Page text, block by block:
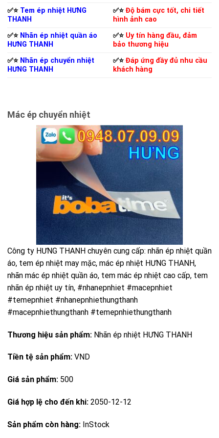
✅⭐️ Tem ép nhiệt HƯNG
THANH
✅⭐️Độ bám cực tốt, chi tiết
hình ảnh cao
✅⭐️ Nhãn ép nhiệt quần áo
HƯNG THANH
✅⭐️ Uy tín hàng đầu, đảm
bảo thương hiệu
✅⭐️ Nhãn ép chuyển nhiệt
HƯNG THANH
✅⭐️Đáp ứng đầy đủ nhu cầu
khách hàng
Mác ép chuyển nhiệt
Công ty HƯNG THANH chuyên cung cấp: nhãn ép nhiệt quần
áo, tem ép nhiệt may mặc, mác ép nhiệt HƯNG THANH,
nhãn mác ép nhiệt quần áo, tem mác ép nhiệt cao cấp, tem
nhãn ép nhiệt uy tín, #nhanepnhiet #macepnhiet
#temepnhiet #nhanepnhiethungthanh
#macepnhiethungthanh #temepnhiethungthanh
Thương hiệu sản phẩm: Nhãn ép nhiệt HƯNG THANH
Tiền tệ sản phẩm: VND
Giá sản phẩm: 500
Giá hợp lệ cho đến khi: 2050-12-12
Sản phẩm còn hàng: InStock